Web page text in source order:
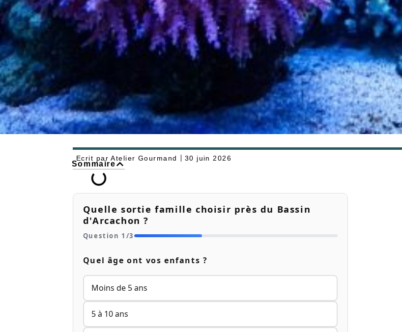
Ecrit par Atelier Gourmand 30 juin 2026
Sommaire
Quelle sortie famille choisir près du Bassin
d'Arcachon ?
Question 1 /3
Quel âge ont vos enfants ?
Moins de 5 ans
5 à 10 ans